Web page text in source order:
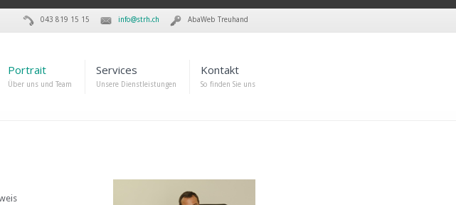
AbaWeb Treuhand
info@strh.ch
043 819 15 15
Portrait
Über uns und Team
Services
Unsere Dienstleistungen
Kontakt
So finden Sie uns